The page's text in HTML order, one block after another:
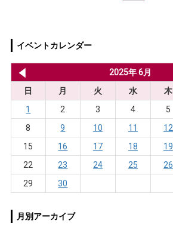
イベントカレンダー
2025年 6月
日
月 火 水 木
1
2 3 4 5
8
9 10 11 12
15
16 17 18 19
22
23 24 25 26
29
30
月別アーカイブ